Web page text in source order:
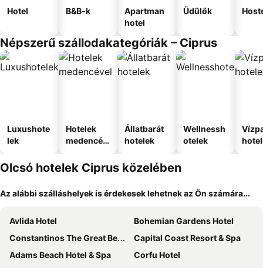
Hotel B&B-k
Apartman
hotel
Üdülők
Népszerű szállodakategóriák – Ciprus
Luxushote
lek
Hotelek
medencév
Állatbarát
hotelek
Wellnessh
otelek
Olcsó hotelek Ciprus közelében
Az alábbi szálláshelyek is érdekesek lehetnek az Ön számára...
Avlida Hotel
Bohemian Gardens Hotel
Constantinos The Great Beach Hotel
Capital Coast Resort & Spa
Adams Beach Hotel & Spa
Corfu Hotel